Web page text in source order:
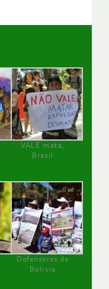
VALE mata,
Brasil
Defensoras de
Bolivia